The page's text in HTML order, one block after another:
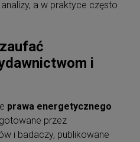
a w praktyce często
i
prawa energetycznego
przez
i badaczy, publikowane